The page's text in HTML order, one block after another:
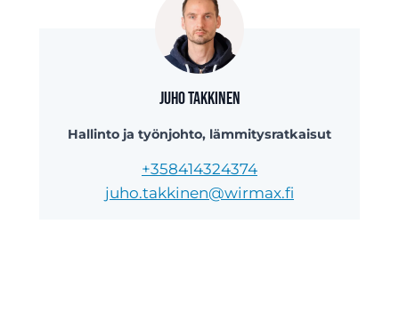
Juho Takkinen
Hallinto ja työnjohto, lämmitysratkaisut
+358414324374
juho.takkinen@wirmax.fi